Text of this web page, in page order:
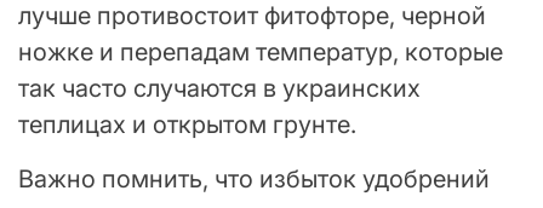
лучше противостоит фитофторе, черной
ножке и перепадам температур, которые
так часто случаются в украинских
теплицах и открытом грунте.
Важно помнить, что избыток удобрений